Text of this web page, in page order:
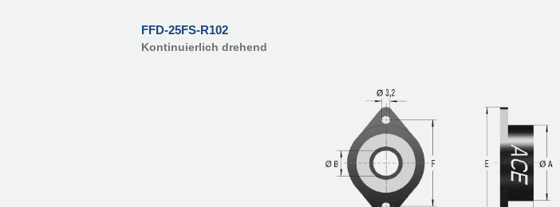
FFD-25FS-R102
Kontinuierlich drehend